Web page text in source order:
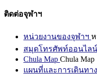
ติดต่อจุฬาฯ
หน่วยงานของจุฬาฯ
สมุดโทรศัพท์ออนไลน์
Chula Map Chula Map
แผนที่และการเดินทาง